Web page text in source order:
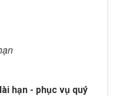
hạn - phục vụ quý